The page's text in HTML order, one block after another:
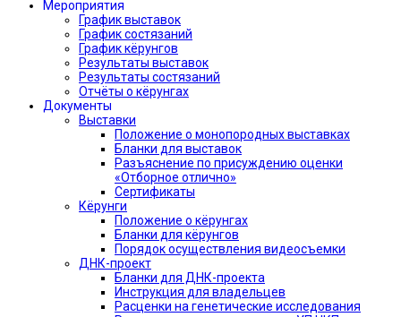
Мероприятия
График выставок
График состязаний
График кёрунгов
Результаты выставок
Результаты состязаний
Отчёты о кёрунгах
Документы
Выставки
Положение о монопородных выставках
Бланки для выставок
Разъяснение по присуждению оценки
«Отборное отлично»
Сертификаты
Кёрунги
Положение о кёрунгах
Бланки для кёрунгов
Порядок осуществления видеосъемки
ДНК-проект
Бланки для ДНК-проекта
Инструкция для владельцев
Расценки на генетические исследования